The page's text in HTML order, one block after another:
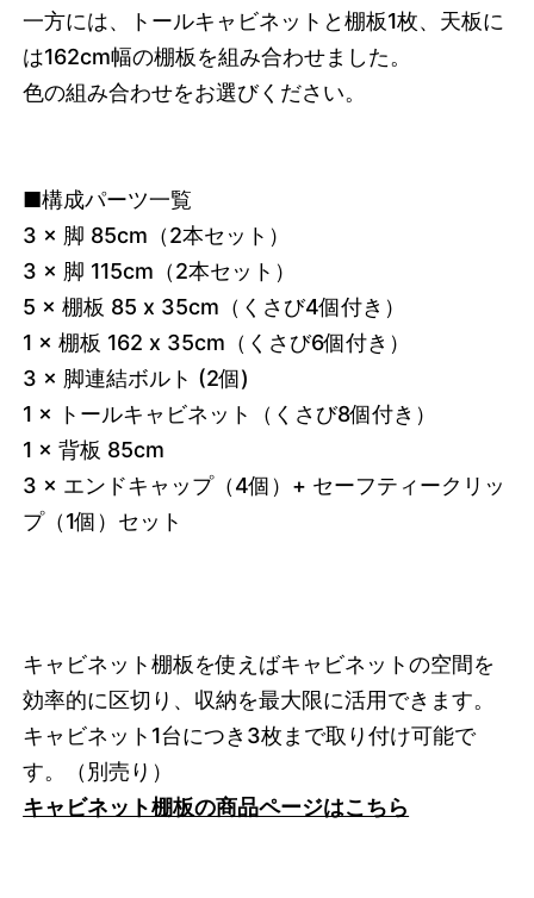
一方には、トールキャビネットと棚板1枚、天板に
は162cm幅の棚板を組み合わせました。
色の組み合わせをお選びください。
■構成パーツ一覧
3 × 脚 85cm（2本セット）
3 × 脚 115cm（2本セット）
5 × 棚板 85 x 35cm（くさび4個付き）
1 × 棚板 162 x 35cm（くさび6個付き）
3 × 脚連結ボルト (2個)
1 × トールキャビネット（くさび8個付き）
1 × 背板 85cm
3 × エンドキャップ（4個）+ セーフティークリッ
プ（1個）セット
キャビネット棚板を使えばキャビネットの空間を
効率的に区切り、収納を最大限に活用できます。
キャビネット1台につき3枚まで取り付け可能で
す。
（別売り）
キャビネット棚板の商品ページはこちら